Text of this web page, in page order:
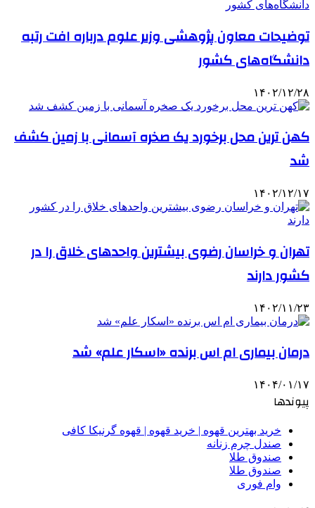
توضیحات معاون پژوهشی وزیر علوم درباره افت رتبه
دانشگاه‌های کشور
۱۴۰۲/۱۲/۲۸
کهن ترین محل برخورد یک صخره آسمانی با زمین کشف
شد
۱۴۰۲/۱۲/۱۷
تهران و خراسان رضوی بیشترین واحدهای خلاق را در
کشور دارند
۱۴۰۲/۱۱/۲۳
درمان بیماری ام اس برنده «اسکار علم» شد
۱۴۰۴/۰۱/۱۷
پیوندها
خرید بهترین قهوه | خرید قهوه | قهوه گرنیکا کافی
صندل چرم زنانه
صندوق طلا
صندوق طلا
وام فوری